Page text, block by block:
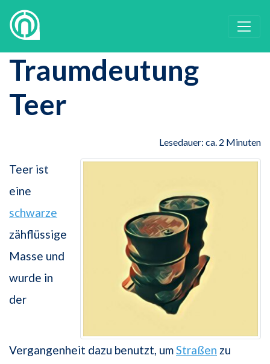
Traumdeutung
Teer
Lesedauer: ca. 2 Minuten
Teer ist
eine
schwarze
zähflüssige
Masse und
wurde in
der
Vergangenheit dazu benutzt, umStraßen zu